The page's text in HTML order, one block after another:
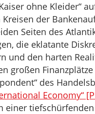
ohne Kleider“
der
Seiten des
die eklatante
und den harten
großen
des
Economy“
einer